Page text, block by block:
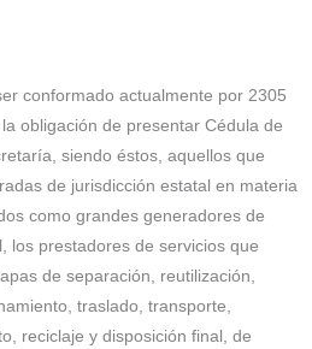
conformado actualmente por 2305
obligación de presentar Cédula de
siendo éstos, aquellos que
de jurisdicción estatal en materia
como grandes generadores de
los prestadores de servicios que
de separación, reutilización,
traslado, transporte,
reciclaje y disposición final, de